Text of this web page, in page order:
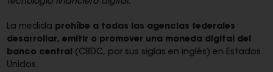
tecnología financiera digital.”
La medida prohíbe a todas las agencias federales
desarrollar, emitir o promover una moneda digital del
banco central (CBDC, por sus siglas en inglés) en Estados
Unidos.